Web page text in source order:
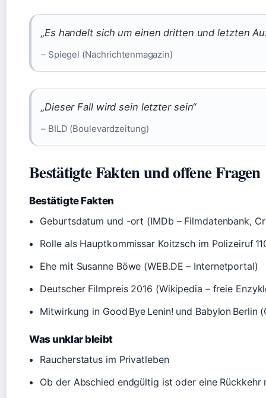
„Es handelt sich um einen dritten und letzten
– Spiegel (Nachrichtenmagazin)
„Dieser Fall wird sein letzter sein“
– BILD (Boulevardzeitung)
Bestätigte Fakten und offene Fragen
Bestätigte Fakten
Geburtsdatum und -ort (IMDb – Filmdatenbank,
Rolle als Hauptkommissar Koitzsch im Polizeiruf
Ehe mit Susanne Böwe (WEB.DE – Internetportal)
Deutscher Filmpreis 2016 (Wikipedia – freie
Mitwirkung in Good Bye Lenin! und Babylon Berlin
Was unklar bleibt
Raucherstatus im Privatleben
Ob der Abschied endgültig ist oder eine Rückkehr